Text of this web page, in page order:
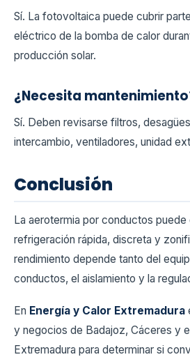
Sí. La fotovoltaica puede cubrir
eléctrico de la bomba de calor
producción solar.
¿Necesita
Sí. Deben revisarse filtros,
intercambio, ventiladores, unidad
Conclusión
La aerotermia por conductos
refrigeración rápida, discreta y
rendimiento depende tanto del
conductos, el aislamiento y la
En Energía y Calor Extremadura
y negocios de Badajoz, Cáceres y
Extremadura para determinar si